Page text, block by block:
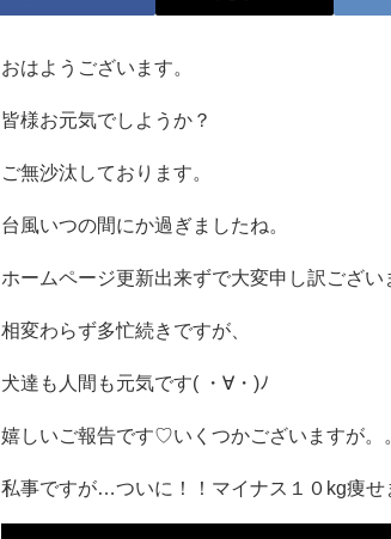
おはようございます。
皆様お元気でしようか？
ご無沙汰しております。
台風いつの間にか過ぎましたね。
ホームページ更新出来ずで大変申し訳ござい
相変わらず多忙続きですが、
犬達も人間も元気です( ・∀・)ﾉ
嬉しいご報告です♡いくつかございますが。
私事ですが…ついに！！マイナス１０kg痩